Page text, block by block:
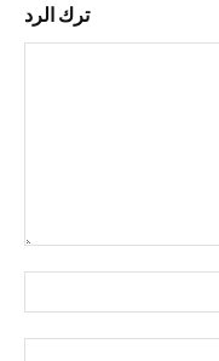
ترك الرد